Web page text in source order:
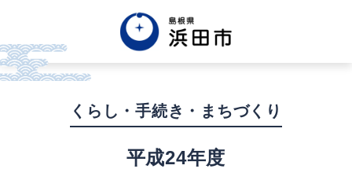
한글 Tiếng việt Tagalog
くらし・手続き・まちづくり
平成24年度